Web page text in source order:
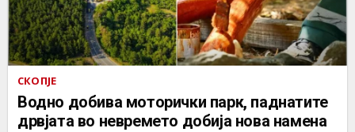
СКОПЈЕ
Водно добива моторички парк, паднатите
дрвјата во невремето добија нова намена